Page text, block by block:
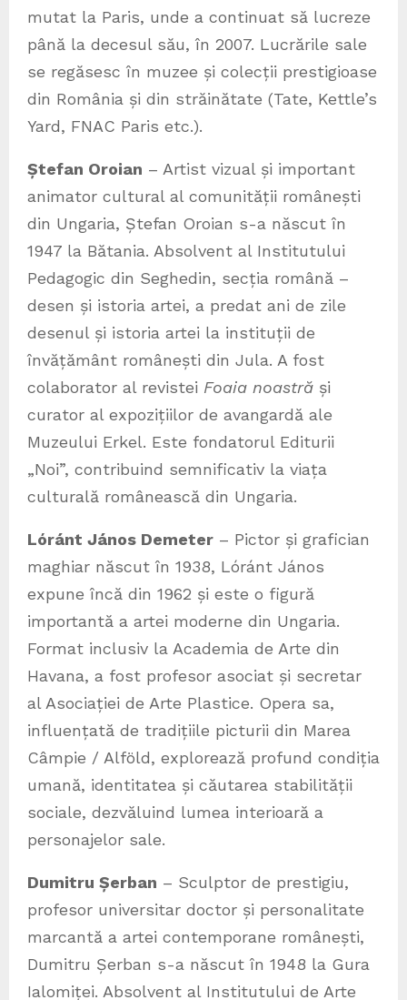
mutat la Paris, unde a continuat să lucreze
până la decesul său, în 2007. Lucrările sale
se regăsesc în muzee și colecții prestigioase
din România și din străinătate (Tate, Kettle’s
Yard, FNAC Paris etc.).
Ștefan Oroian – Artist vizual și important
animator cultural al comunității românești
din Ungaria, Ștefan Oroian s-a născut în
1947 la Bătania. Absolvent al Institutului
Pedagogic din Seghedin, secția română –
desen și istoria artei, a predat ani de zile
desenul și istoria artei la instituții de
învățământ românești din Jula. A fost
colaborator al revistei Foaia noastră și
curator al expozițiilor de avangardă ale
Muzeului Erkel. Este fondatorul Editurii
„Noi”, contribuind semnificativ la viața
culturală românească din Ungaria.
Lóránt János Demeter – Pictor și grafician
maghiar născut în 1938, Lóránt János
expune încă din 1962 și este o figură
importantă a artei moderne din Ungaria.
Format inclusiv la Academia de Arte din
Havana, a fost profesor asociat și secretar
al Asociației de Arte Plastice. Opera sa,
influențată de tradițiile picturii din Marea
Câmpie / Alföld, explorează profund condiția
umană, identitatea și căutarea stabilității
sociale, dezvăluind lumea interioară a
personajelor sale.
Dumitru Șerban – Sculptor de prestigiu,
profesor universitar doctor și personalitate
marcantă a artei contemporane românești,
Dumitru Șerban s-a născut în 1948 la Gura
Ialomiței. Absolvent al Institutului de Arte